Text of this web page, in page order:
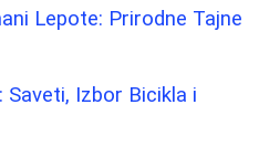
Lepote: Prirodne Tajne
Izbor Bicikla i